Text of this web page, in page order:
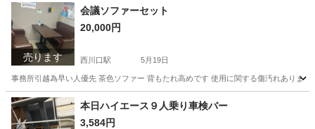
売ります
会議ソファーセット
20,000円
西川口駅 5月19日
事務所引越為早い人優先 茶色ソファー 背もたれ高めです 使用に関する傷汚れあります
埼玉 川口市 西川口駅 その他 ソファー
本日ハイエース９人乗り車検バー
3,584円